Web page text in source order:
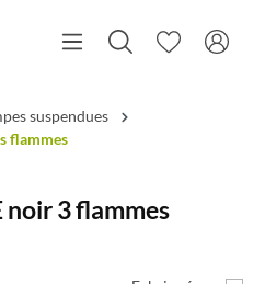
suspendues
flammes
noir 3 flammes